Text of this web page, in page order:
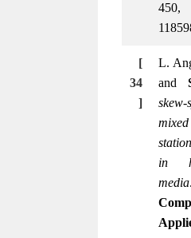
[
34
]
L.
and
skew-
in
media